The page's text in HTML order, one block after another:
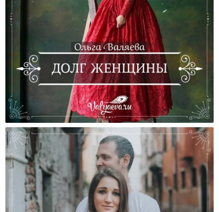
Долг Женщины